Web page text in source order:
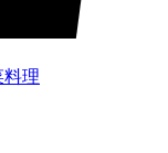
料理